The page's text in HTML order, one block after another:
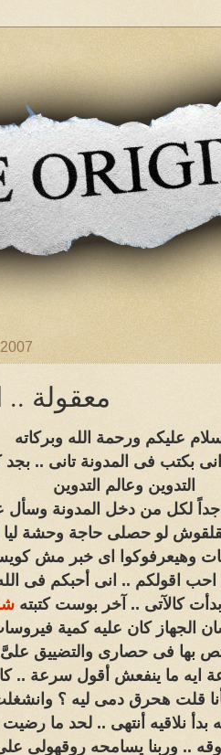
معقولة ..
عليكم ورحمة الله وبركاته
بكتب فى المدونة تانى ..
التدوين وعالم التدوين
لكل من دخل المدونة وسأل
لو حصلى حاجة وحشة ليا
وهيعرفوكوا اى خبر مش
احب اقولكم .. انى أحبكم فى
كالآتى .. آخر بوست كتبته
الجهاز كان عليه كمية
بها فى حصارى والتضييق
ايه ما ينفعش أقول سرعة ..
قلت هحرق دمى ليه ؟
بدأ نلاقيه أنتهى .. لحد ما
.. وربنا يسامحه روقهولى على